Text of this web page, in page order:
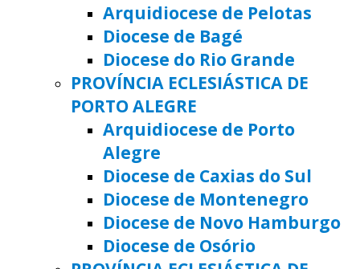
Arquidiocese de Pelotas
Diocese de Bagé
Diocese do Rio Grande
PROVÍNCIA ECLESIÁSTICA DE
PORTO ALEGRE
Arquidiocese de Porto
Alegre
Diocese de Caxias do Sul
Diocese de Montenegro
Diocese de Novo Hamburgo
Diocese de Osório